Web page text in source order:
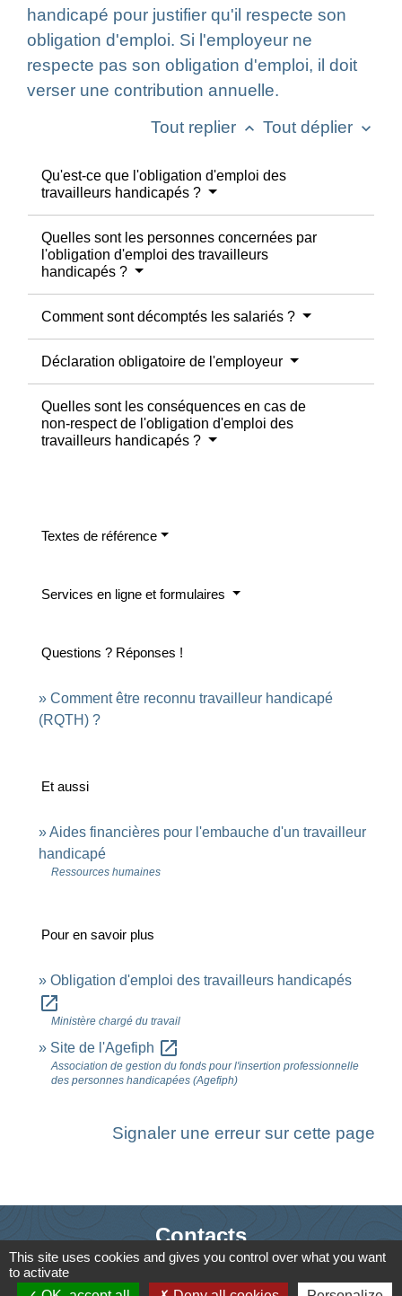
handicapé pour justifier qu'il respecte son
obligation d'emploi. Si l'employeur ne
respecte pas son obligation d'emploi, il doit
verser une contribution annuelle.
Tout replier keyboard_arrow_up Tout déplier keyboard_arrow_down
Qu'est-ce que l'obligation d'emploi des
travailleurs handicapés ?
Quelles sont les personnes concernées par
l'obligation d'emploi des travailleurs
handicapés ?
Comment sont décomptés les salariés ?
Déclaration obligatoire de l'employeur
Quelles sont les conséquences en cas de
non-respect de l'obligation d'emploi des
travailleurs handicapés ?
Textes de référence
Services en ligne et formulaires
Questions ? Réponses !
Comment être reconnu travailleur handicapé
(RQTH) ?
Et aussi
Aides financières pour l'embauche d'un travailleur
handicapé
Ressources humaines
Pour en savoir plus
Obligation d'emploi des travailleurs handicapés
open_in_new
Ministère chargé du travail
Site de l'Agefiph open_in_new
Association de gestion du fonds pour l'insertion professionnelle
des personnes handicapées (Agefiph)
Signaler une erreur sur cette page
Contacts
Commune de Saint-Ouen-d'Aunis
This site uses cookies and gives you control over what you want
to activate